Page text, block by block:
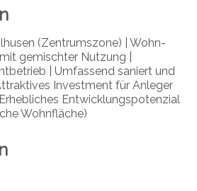
(Zentrumszone) | Wohn-
gemischter Nutzung |
| Umfassend saniert und
Investment für Anleger
Entwicklungspotenzial
Wohnfläche)